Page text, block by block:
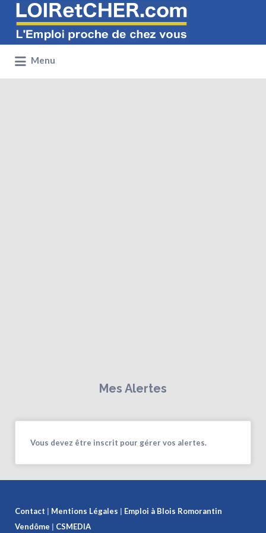
Rechercher:
Menu
Mes Alertes
Vous devez être inscrit pour gérer vos alertes.
Contact | Mentions Légales | Emploi à Blois Romorantin
Vendôme | CSMEDIA